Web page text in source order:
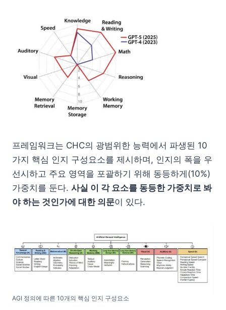
프레임워크는 CHC의 광범위한 능력에서 파생된 10
가지 핵심 인지 구성요소를 제시하며, 인지의 폭을 우
선시하고 주요 영역을 포괄하기 위해 동등하게(10%)
가중치를 둔다. 사실 이 각 요소를 동등한 가중치로 봐
야 하는 것인가에 대한 의문이 있다.
AGI 정의에 따른 10개의 핵심 인지 구성요소